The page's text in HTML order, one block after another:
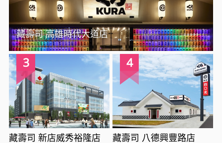
藏壽司 高雄時代大道店
3
藏壽司 新店威秀裕隆店
4
藏壽司 八德興豐路店